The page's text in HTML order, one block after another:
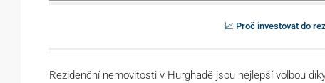
📈 Proč investovat do
Rezidenční nemovitosti v Hurghadě jsou nejlepší volbou